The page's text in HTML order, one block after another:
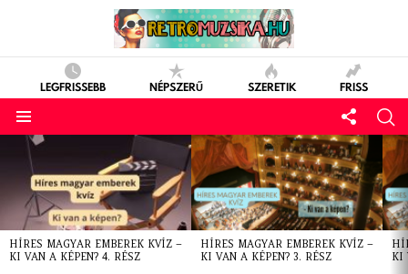
LEGFRISSEBB NÉPSZERŰ SZERETIK FRISS
LATEST
STORIES
HÍRES MAGYAR EMBEREK KVÍZ –
KI VAN A KÉPEN? 4. RÉSZ
HÍRES MAGYAR EMBEREK KVÍZ –
KI VAN A KÉPEN? 3. RÉSZ
KI